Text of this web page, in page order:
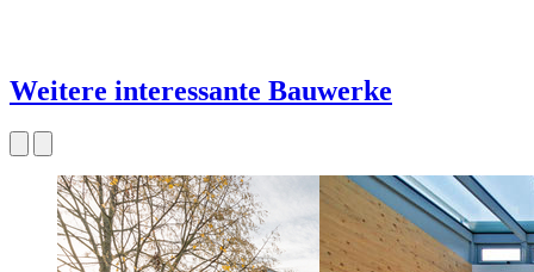
Weitere interessante Bauwerke